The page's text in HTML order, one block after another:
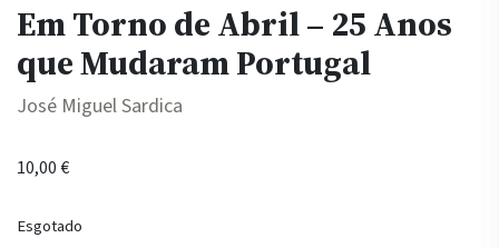
Em Torno de Abril – 25 Anos
que Mudaram Portugal
José Miguel Sardica
10,00€
Esgotado